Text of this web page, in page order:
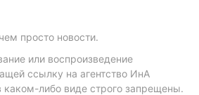
просто новости.
или воспроизведение
ссылку на агентство ИнА
каком-либо виде строго запрещены.